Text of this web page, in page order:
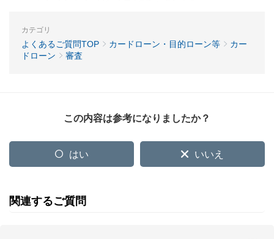
カテゴリ
よくあるご質問TOP カードローン・目的ローン等
カー
ドローン
審査
この内容は参考になりましたか？
はい いいえ
関連するご質問